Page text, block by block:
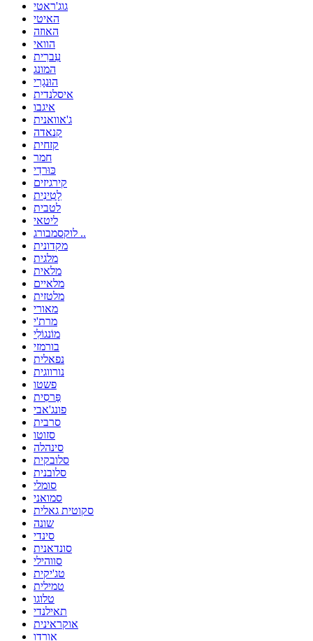
גוג'ראטי
האיטי
האוזה
הוואי
עִברִית
המונג
הוּנגָרִי
איסלנדית
איגבו
ג'אוואנית
קנאדה
קזחית
חמר
כּוּרדִי
קירגיזים
לָטִינִית
לטבית
ליטאי
לוקסמבורג ..
מקדונית
מלגית
מלאית
מלאיים
מלטזית
מאורי
מרת'י
מוֹנגוֹלִי
בורמזי
נפאלית
נורווגית
פשטו
פַּרסִית
פונג'אבי
סרבית
סזוטו
סינהלה
סלובקית
סלובנית
סומלי
סמואני
סקוטית גאלית
שונה
סינדי
סונדאנית
סווהילי
טג'יקית
טמילית
טלוגו
תאילנדי
אוקראינית
אורדו